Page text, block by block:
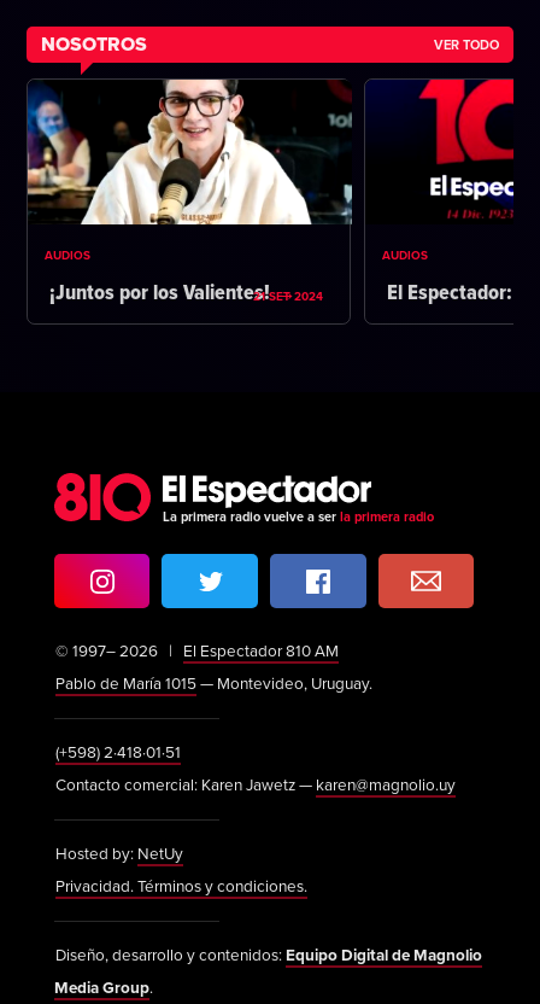
NOSOTROS VER TODO
AUDIOS
¡Juntos por los Valientes!21 SET 2024
AUDIOS
El Espectador:
La primera radio vuelve a ser la primera radio
© 1997– 2026 | El Espectador 810 AM
Pablo de María 1015— Montevideo, Uruguay.
(+598) 2·418·01·51
Contacto comercial: Karen Jawetz — karen@magnolio.uy
Hosted by: NetUy
Privacidad. Términos y condiciones.
Diseño, desarrollo y contenidos:Equipo Digital de Magnolio
Media Group.